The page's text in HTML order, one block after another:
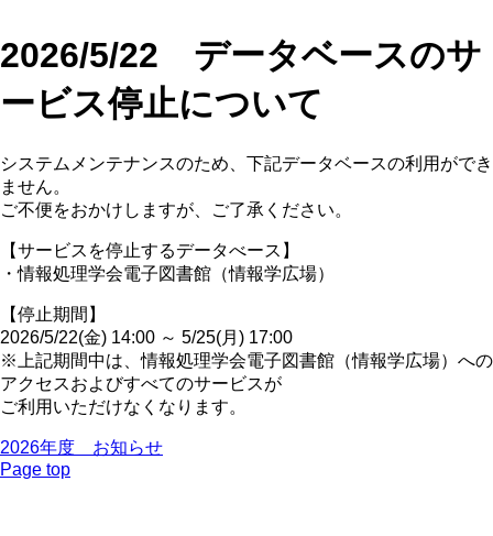
2026/5/22 データベースのサ
ービス停止について
システムメンテナンスのため、下記データベースの利用ができ
ません。
ご不便をおかけしますが、ご了承ください。
【サービスを停止するデータべース】
・情報処理学会電子図書館（情報学広場）
【停止期間】
2026/5/22(金) 14:00 ～ 5/25(月) 17:00
※上記期間中は、情報処理学会電子図書館（情報学広場）への
アクセスおよびすべてのサービスが
ご利用いただけなくなります。
2026年度 お知らせ
Page top